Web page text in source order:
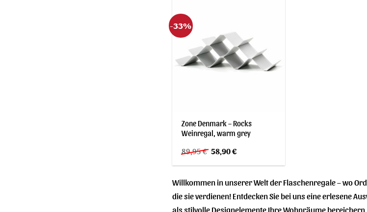
-33%
Zone Denmark – Rocks
Weinregal, warm grey
89,95€ Ursprünglicher
Preis
war:
58,90€Aktueller
ist:
Willkommen in unserer Welt der Flaschenregale – wo
die sie verdienen! Entdecken Sie bei uns eine erlesene
als stilvolle Designelemente Ihre Wohnräume